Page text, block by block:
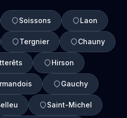
Soissons Laon
Tergnier Chauny
Hirson
Gauchy
Saint-Michel